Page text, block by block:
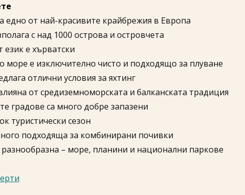
едно от най-красивите крайбрежия в Европа
с над 1000 острова и островчета
е хърватски
море е изключително чисто и подходящо за плуване
отлични условия за яхтинг
от средиземноморската и балканската традиция
градове са много добре запазени
туристически сезон
подходяща за комбинирани почивки
– море, планини и национални паркове